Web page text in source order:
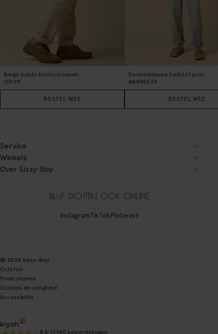
Beige suède bootschoenen
139.99
BESTEL MEE
Donkerblauwe badstof polo
69.9955.99
BESTEL MEE
Service
Winkels
Over Sissy-Boy
BLIJF DICHTBIJ, OOK ONLINE
InstagramTikTokPinterest
© 2026 Sissy-Boy
Colofon
Privacybeleid
Cookies en veiligheid
Accessibility
9.5 10940 beoordelingen